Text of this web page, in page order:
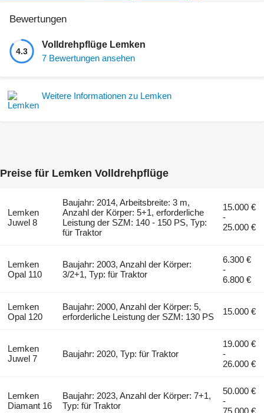
Bewertungen
4.3
Volldrehpflüge Lemken
7 Bewertungen ansehen
Weitere Informationen zu Lemken
Preise für Lemken Volldrehpflüge
Lemken
Juwel 8
Baujahr: 2014, Arbeitsbreite: 3 m,
Anzahl der Körper: 5+1, erforderliche
Leistung der SZM: 140 - 150 PS, Typ:
für Traktor
15.000 €
-
25.000 €
Lemken
Opal 110
Baujahr: 2003, Anzahl der Körper:
3/2+1, Typ: für Traktor
6.300 €
-
6.800 €
Lemken
Opal 120
Baujahr: 2000, Anzahl der Körper: 5,
erforderliche Leistung der SZM: 130 PS
15.000 €
Lemken
Juwel 7
Baujahr: 2020, Typ: für Traktor
19.000 €
-
26.000 €
Lemken
Diamant 16
Baujahr: 2023, Anzahl der Körper: 7+1,
Typ: für Traktor
50.000 €
-
75.000 €